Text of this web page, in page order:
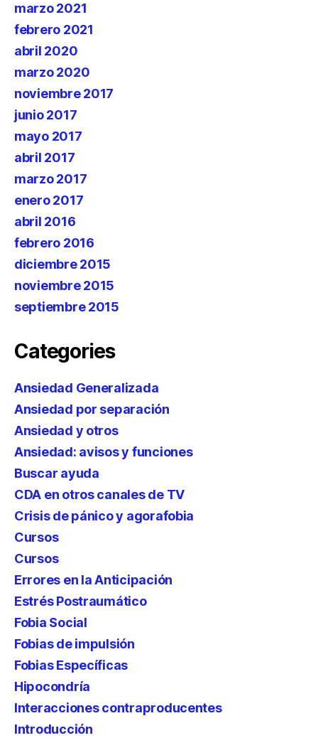
marzo 2021
febrero 2021
abril 2020
marzo 2020
noviembre 2017
junio 2017
mayo 2017
abril 2017
marzo 2017
enero 2017
abril 2016
febrero 2016
diciembre 2015
noviembre 2015
septiembre 2015
Categories
Ansiedad Generalizada
Ansiedad por separación
Ansiedad y otros
Ansiedad: avisos y funciones
Buscar ayuda
CDA en otros canales de TV
Crisis de pánico y agorafobia
Cursos
Cursos
Errores en la Anticipación
Estrés Postraumático
Fobia Social
Fobias de impulsión
Fobias Específicas
Hipocondría
Interacciones contraproducentes
Introducción